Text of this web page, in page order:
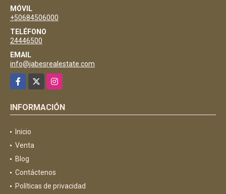
MÓVIL
+50684506000
TELÉFONO
24446500
EMAIL
info@jabesrealestate.com
Facebook
Instagram
INFORMACIÓN
Inicio
Venta
Blog
Contáctenos
Políticas de privacidad